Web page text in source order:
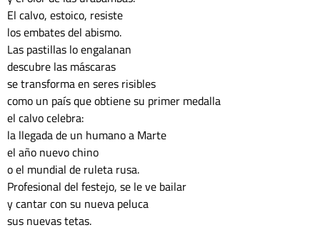
El calvo, estoico, resiste
los embates del abismo.
Las pastillas lo engalanan
descubre las máscaras
se transforma en seres risibles
como un país que obtiene su primer medalla
el calvo celebra:
la llegada de un humano a Marte
el año nuevo chino
o el mundial de ruleta rusa.
Profesional del festejo, se le ve bailar
y cantar con su nueva peluca
sus nuevas tetas.